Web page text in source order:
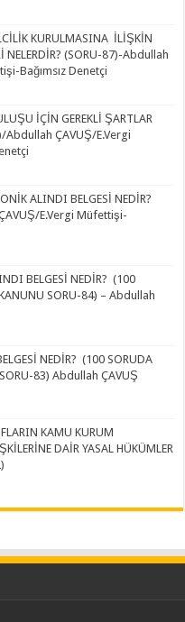
KURULMASINA İLİŞKİN
NELERDİR? (SORU-87)-Abdullah
Bağımsız Denetçi
İÇİN GEREKLİ ŞARTLAR
Abdullah ÇAVUŞ/E.Vergi
ALINDI BELGESİ NEDİR?
E.Vergi Müfettişi-
BELGESİ NEDİR? (100
KANUNU SORU-84) – Abdullah
NEDİR? (100 SORUDA
SORU-83) Abdullah ÇAVUŞ
KAMU KURUM
DAİR YASAL HÜKÜMLER